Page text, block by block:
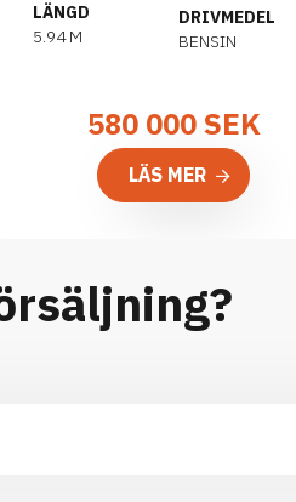
LÄNGD
5.94 M
DRIVMEDEL
BENSIN
580 000SEK
LÄS MER